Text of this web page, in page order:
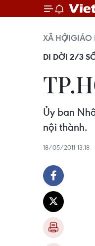
XÃ HỘIGIÁO
DI DỜI 2/3
Ủy ban
nội thành.
18/05/2011 13:18